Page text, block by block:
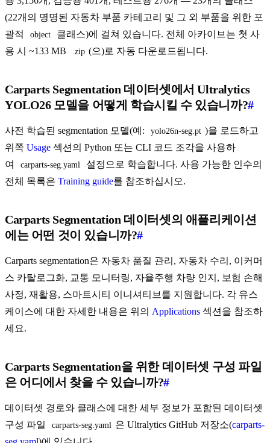
(22개의 명명된 자동차 부품 카테고리 및 그 외 부품을 위한 포
괄적
object
클래스)에 걸쳐 있습니다. 전체 아카이브는 첫 사
용 시 ~133 MB
.zip (으)로 자동 다운로드됩니다.
Carparts Segmentation 데이터셋에서 Ultralytics
YOLO26 모델을 어떻게 학습시킬 수 있습니까?#
사전 학습된 segmentation 모델(예: yolo26n-seg.pt )을 로드하고
위쪽 Usage 섹션의 Python 또는 CLI 코드 조각을 사용하
여
carparts-seg.yaml
설정으로 학습합니다. 사용 가능한 인수의
전체 목록은 Training guide를 참조하십시오.
Carparts Segmentation 데이터셋의 애플리케이션
에는 어떤 것이 있습니까?#
Carparts segmentation은 자동차 품질 관리, 자동차 수리, 이커머
스 카탈로그화, 교통 모니터링, 자율주행 차량 인지, 보험 손해
사정, 재활용, 스마트시티 이니셔티브를 지원합니다. 각 유스
케이스에 대한 자세한 내용은 위의 Applications 섹션을 참조하
세요.
Carparts Segmentation을 위한 데이터셋 구성 파일
은 어디에서 찾을 수 있습니까?#
데이터셋 경로와 클래스에 대한 세부 정보가 포함된 데이터셋
구성 파일
carparts-seg.yaml 은 Ultralytics GitHub 저장소(carparts-